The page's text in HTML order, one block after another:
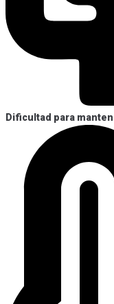
Dificultad para